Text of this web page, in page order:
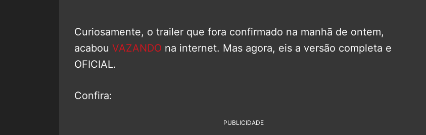
Curiosamente, o trailer que fora confirmado na manhã de ontem,
acabou VAZANDO na internet. Mas agora, eis a versão completa e
OFICIAL.
Confira:
PUBLICIDADE